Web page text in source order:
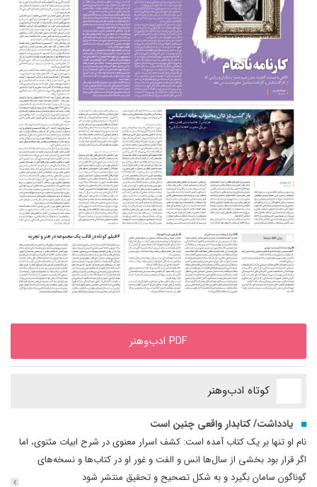
PDF ادب‌وهنر
کوتاه ادب‌وهنر
یادداشت/ کتابدار واقعی چنین است
نام او تنها بر یک کتاب آمده است: کشف اسرار معنوی در شرح ابیات مثنوی، اما
اگر قرار بود بخشی از سال‌ها انس و الفت و غور او در کتاب‌ها و نسخه‌های
گوناگون سامان بگیرد و به شکل تصحیح و تحقیق منتشر شود